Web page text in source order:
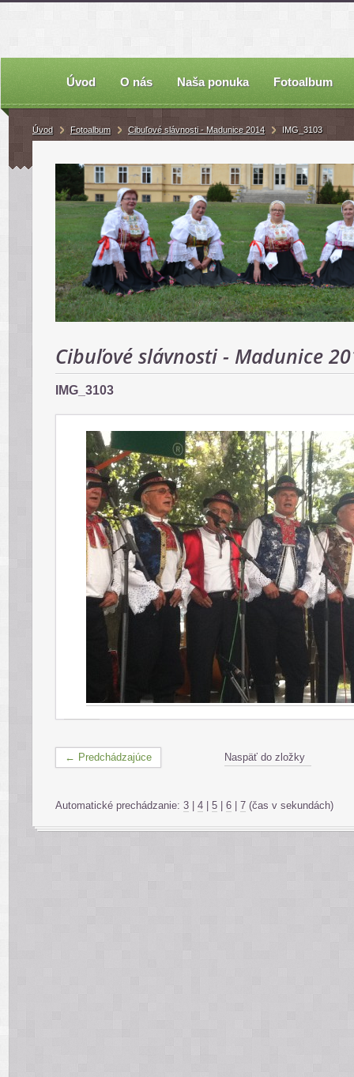
Úvod O nás Naša ponuka Fotoalbum
Úvod Fotoalbum Cibuľové slávnosti - Madunice 2014 IMG_3103
Cibuľové slávnosti - Madunice
IMG_3103
← Predchádzajúce Naspäť do zložky
Automatické prechádzanie: 3 4 5 6 7 (čas v sekundách)